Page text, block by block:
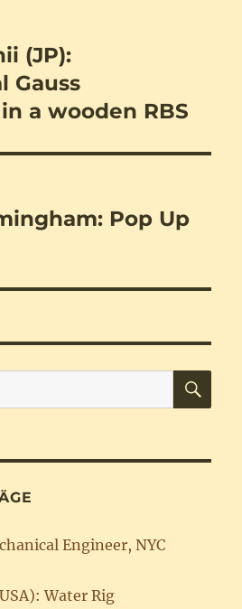
(JP):
Gauss
a wooden RBS
Pop Up
Engineer, NYC
Water Rig